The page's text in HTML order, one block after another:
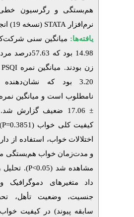
هم‌بستگی و رگرسیون خطی
نرم‌افزار
نسخه 19) انجام شد
یافته‌ها:
زن بودند. میانگین نمره PSQI
3.20 بود که
± 17.06 ضعیف گزارش
کیفیت کلی خواب (0.3851
=P)
اختلالات خواب، استفاده از
و مدت‌زمان خواب هم‌بستگی
مشاهده شد (0.05
>P).
داد متغیرهای دموگرافیک
جنسیت، وضعیت تأهل،
سابقه پیوند) در کیفیت خواب